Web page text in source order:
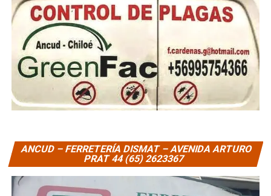
ANCUD – FERRETERÍA DISMAT – AVENIDA ARTURO
PRAT 44 (65) 2623367